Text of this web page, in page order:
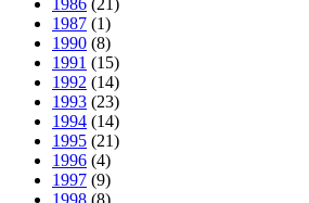
1987 (1)
1990 (8)
1991 (15)
1992 (14)
1993 (23)
1994 (14)
1995 (21)
1996 (4)
1997 (9)
1998 (8)